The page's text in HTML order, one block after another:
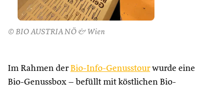
© BIO AUSTRIA NÖ & Wien
Im Rahmen derBio-Info-Genusstourwurde eine
Bio-Genussbox – befüllt mit köstlichen Bio-